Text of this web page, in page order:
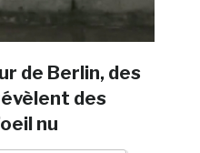
de Berlin, des
des
nu